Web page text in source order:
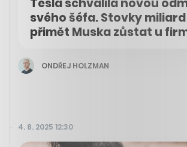
Tesla schválila novou
svého šéfa. Stovky
přimět Muska zůstat u
ONDŘEJ HOLZMAN
4. 8. 2025 12:30